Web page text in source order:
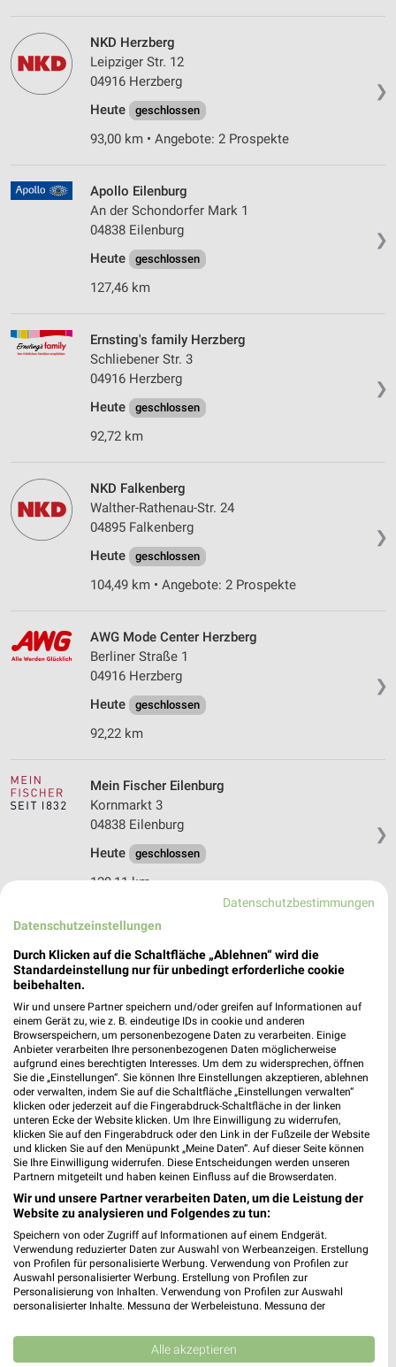
❯
NKD Herzberg
Leipziger Str. 12
04916 Herzberg
Heute
geschlossen
93,00 km • Angebote: 2 Prospekte
❯
Apollo Eilenburg
An der Schondorfer Mark 1
04838 Eilenburg
Heute
geschlossen
127,46 km
❯
Ernsting's family Herzberg
Schliebener Str. 3
04916 Herzberg
Heute
geschlossen
92,72 km
❯
NKD Falkenberg
Walther-Rathenau-Str. 24
04895 Falkenberg
Heute
geschlossen
104,49 km • Angebote: 2 Prospekte
❯
AWG Mode Center Herzberg
Berliner Straße 1
04916 Herzberg
Heute
geschlossen
92,22 km
❯
Mein Fischer Eilenburg
Kornmarkt 3
04838 Eilenburg
Heute
geschlossen
129,11 km
Ernsting's family Eilenburg
Marktplatz 4
04838 Eilenburg
Heute geschlossen
129,15 km
NKD Eilenburg
Große Mauerstr. 16-17
04838 Eilenburg
Heute geschlossen
129,41 km • Angebote: 2 Prospekte
NKD Zahna-Elster
Marktstr. 3
06895 Zahna-Elster
Heute geschlossen
Datenschutzbestimmungen
Datenschutzeinstellungen
Durch Klicken auf die Schaltfläche „Ablehnen“ wird die
Standardeinstellung nur für unbedingt erforderliche cookie
beibehalten.
Wir und unsere Partner speichern und/oder greifen auf Informationen auf
einem Gerät zu, wie z. B. eindeutige IDs in cookie und anderen
Browserspeichern, um personenbezogene Daten zu verarbeiten. Einige
Anbieter verarbeiten Ihre personenbezogenen Daten möglicherweise
aufgrund eines berechtigten Interesses. Um dem zu widersprechen, öffnen
Sie die „Einstellungen“. Sie können Ihre Einstellungen akzeptieren, ablehnen
oder verwalten, indem Sie auf die Schaltfläche „Einstellungen verwalten“
klicken oder jederzeit auf die Fingerabdruck-Schaltfläche in der linken
unteren Ecke der Website klicken. Um Ihre Einwilligung zu widerrufen,
klicken Sie auf den Fingerabdruck oder den Link in der Fußzeile der Website
und klicken Sie auf den Menüpunkt „Meine Daten“. Auf dieser Seite können
Sie Ihre Einwilligung widerrufen. Diese Entscheidungen werden unseren
Partnern mitgeteilt und haben keinen Einfluss auf die Browserdaten.
Wir und unsere Partner verarbeiten Daten, um die Leistung der
Website zu analysieren und Folgendes zu tun:
Speichern von oder Zugriff auf Informationen auf einem Endgerät.
Verwendung reduzierter Daten zur Auswahl von Werbeanzeigen. Erstellung
von Profilen für personalisierte Werbung. Verwendung von Profilen zur
Auswahl personalisierter Werbung. Erstellung von Profilen zur
Personalisierung von Inhalten. Verwendung von Profilen zur Auswahl
personalisierter Inhalte. Messung der Werbeleistung. Messung der
Kombinationen von Daten aus verschiedenen Quellen. Entwicklung und
Verbesserung der Angebote. Verwendung reduzierter Daten zur Auswahl
von Inhalten.
Alle akzeptieren